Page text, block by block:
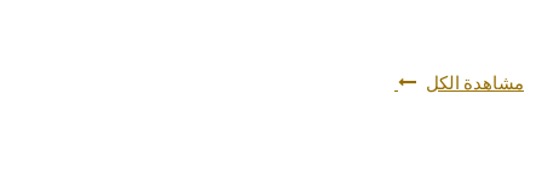
مشاهدة الكل